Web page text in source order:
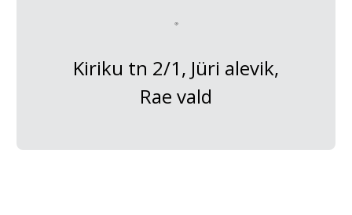
Kiriku tn 2/1, Jüri alevik,
Rae vald